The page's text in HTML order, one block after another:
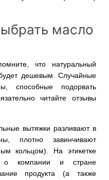
масло
что натуральный
дешевым. Случайные
способные подорвать
читайте отзывы
вытяжки разливают в
плотно завинчивают
кольцом). На этикетке
о компании и стране
продукта (а также